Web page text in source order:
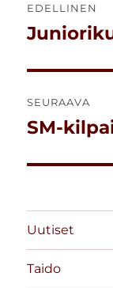
selaus
EDELLINEN
Edellinen
SEURAAVA
Seuraava
SM-
Uutiset
Taido